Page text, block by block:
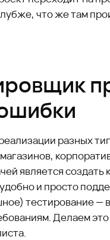
что же там
разных
является создать
и просто
тестирование —
Делаем